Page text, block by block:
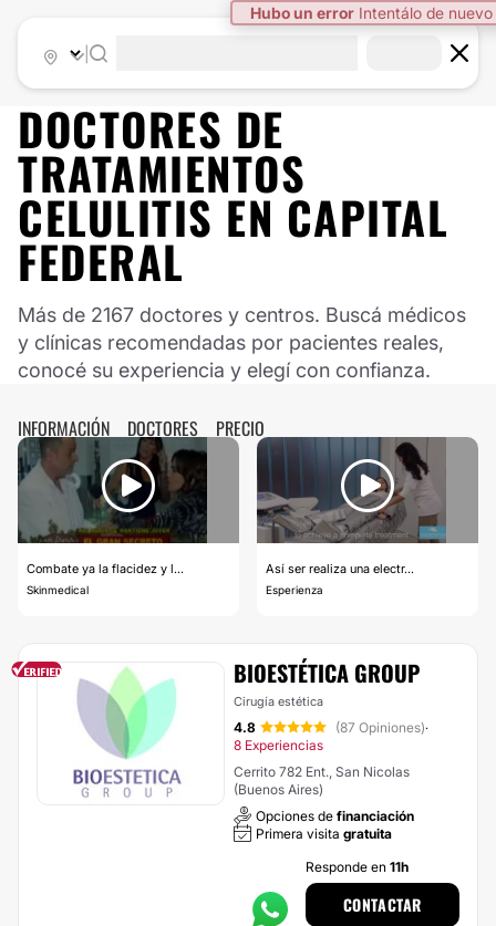
DOCTORES DE
TRATAMIENTOS
CELULITIS EN CAPITAL
FEDERAL
Más de 2167 doctores y centros. Buscá médicos
y clínicas recomendadas por pacientes reales,
conocé su experiencia y elegí con confianza.
INFORMACIÓN DOCTORES PRECIO
Combate ya la flacidez y l...
Skinmedical
Así ser realiza una electr...
Esperienza
BIOESTÉTICA GROUP
Cirugía estética
4.8 (87 Opiniones)·
8 Experiencias
Cerrito 782 Ent., San Nicolas
(Buenos Aires)
Opciones de financiación
Primera visita gratuita
Responde en 11h
CONTACTAR